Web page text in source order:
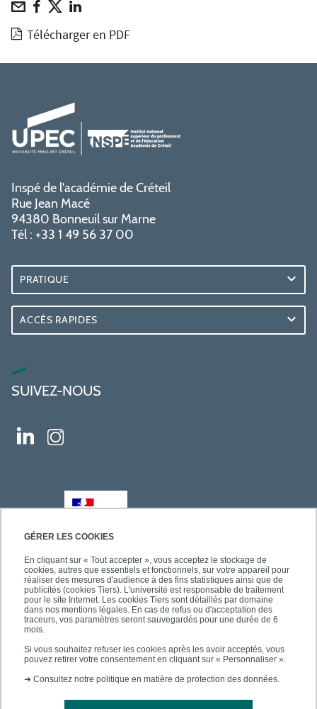
GÉRER LES COOKIES
En cliquant sur « Tout accepter », vous acceptez le stockage de
cookies, autres que essentiels et fonctionnels, sur votre appareil pour
réaliser des mesures d'audience à des fins statistiques ainsi que de
publicités (cookies Tiers). L'université est responsable de traitement
pour le site Internet. Les cookies Tiers sont détaillés par domaine
dans nos mentions légales. En cas de refus ou d'acceptation des
traceurs, vos paramètres seront sauvegardés pour une durée de 6
mois.
Si vous souhaitez refuser les cookies après les avoir acceptés, vous
pouvez retirer votre consentement en cliquant sur « Personnaliser ».
➜ Consultez notre politique en matière de protection des données.
Télécharger en PDF
Inspé de l'académie de Créteil
Rue Jean Macé
94380 Bonneuil sur Marne
Tél : +33 1 49 56 37 00
PRATIQUE
ACCÈS RAPIDES
SUIVEZ-NOUS